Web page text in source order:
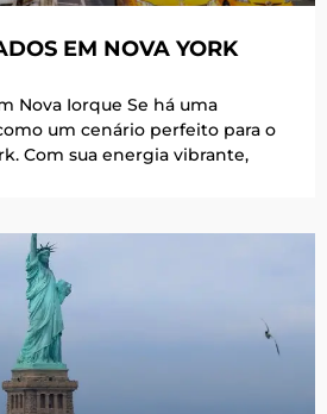
EM NOVA YORK
Nova Iorque Se há uma
um cenário perfeito para o
Com sua energia vibrante,